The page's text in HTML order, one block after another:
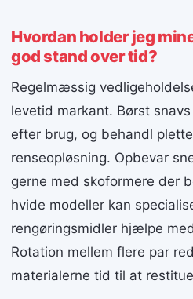
Hvordan holder jeg
god stand over tid?
Regelmæssig
levetid markant. Børst
efter brug, og behandl
renseopløsning. Opbevar
gerne med skoformere der
hvide modeller kan
rengøringsmidler hjælpe
Rotation mellem flere par
materialerne tid til at